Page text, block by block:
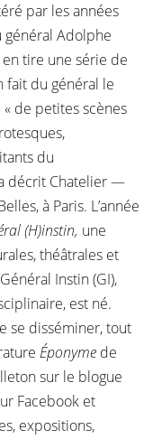
par les années
général Adolphe
tire une série de
fait du général le
de petites scènes
du
décrit Chatelier —
à Paris. L’année
(H)instin, une
théâtrales et
Instin (GI),
est né.
se disséminer, tout
Éponyme de
sur le blogue
Facebook et
expositions,